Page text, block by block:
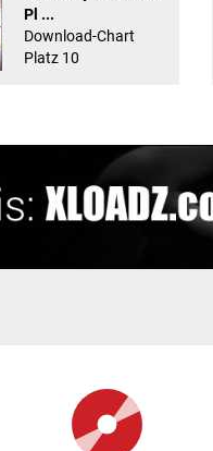
Pl ...
Download-Chart
Platz 10